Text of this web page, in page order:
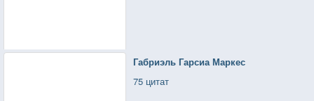
Габриэль Гарсиа Маркес
75 цитат